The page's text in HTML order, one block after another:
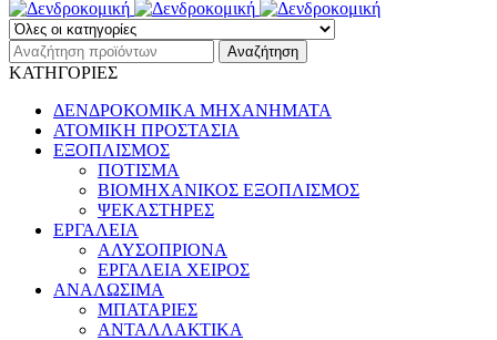
ΚΑΤΗΓΟΡΙΕΣ
ΔΕΝΔΡΟΚΟΜΙΚΑ ΜΗΧΑΝΗΜΑΤΑ
ΑΤΟΜΙΚΗ ΠΡΟΣΤΑΣΙΑ
ΕΞΟΠΛΙΣΜΟΣ
ΠΟΤΙΣΜΑ
ΒΙΟΜΗΧΑΝΙΚΟΣ ΕΞΟΠΛΙΣΜΟΣ
ΨΕΚΑΣΤΗΡΕΣ
ΕΡΓΑΛΕΙΑ
ΑΛΥΣΟΠΡΙΟΝΑ
ΕΡΓΑΛΕΙΑ ΧΕΙΡΟΣ
ΑΝΑΛΩΣΙΜΑ
ΜΠΑΤΑΡΙΕΣ
ΑΝΤΑΛΛΑΚΤΙΚΑ